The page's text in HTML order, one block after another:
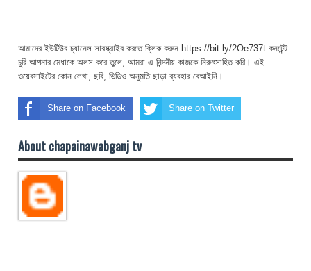
আমাদের ইউটিউব চ্যানেল সাবস্ক্রাইব করতে ক্লিক করুন https://bit.ly/2Oe737t কনটেন্ট
চুরি আপনার মেধাকে অলস করে তুলে, আমরা এ নিন্দনীয় কাজকে নিরুৎসাহিত করি। এই
ওয়েবসাইটের কোন লেখা, ছবি, ভিডিও অনুমতি ছাড়া ব্যবহার বেআইনি।
Share on Facebook Share on Twitter
About chapainawabganj tv